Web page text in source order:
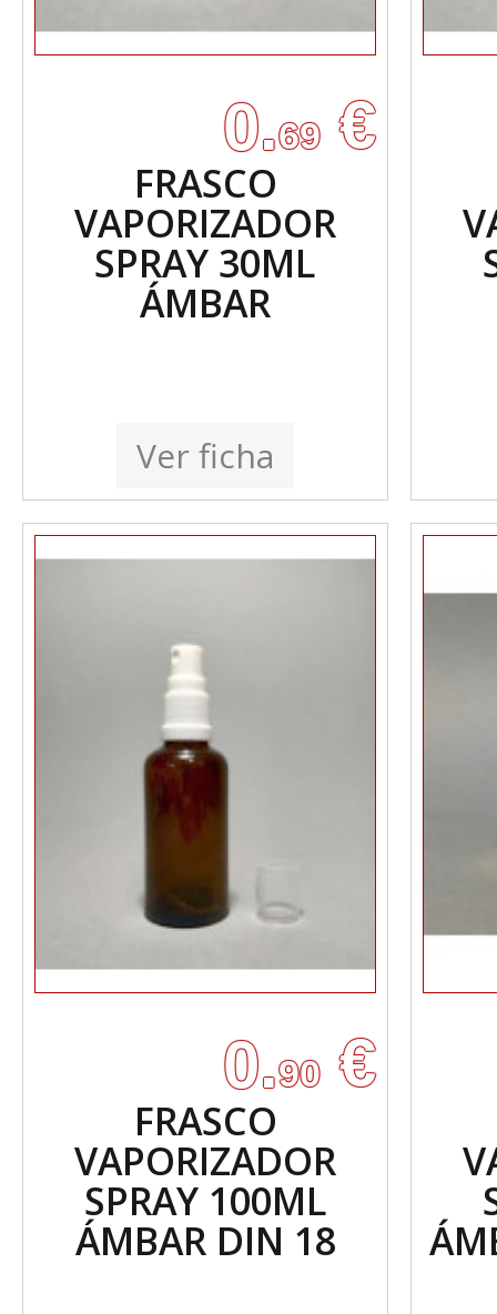
0.69 €
FRASCO
VAPORIZADOR
SPRAY 30ML
ÁMBAR
Ver ficha
0.90 €
FRASCO
VAPORIZADOR
SPRAY 100ML
ÁMBAR DIN 18